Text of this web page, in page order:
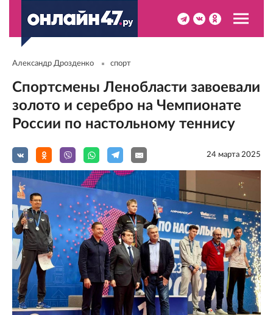
Александр Дрозденко спорт
Спортсмены Ленобласти завоевали
золото и серебро на Чемпионате
России по настольному теннису
24 мартa 2025